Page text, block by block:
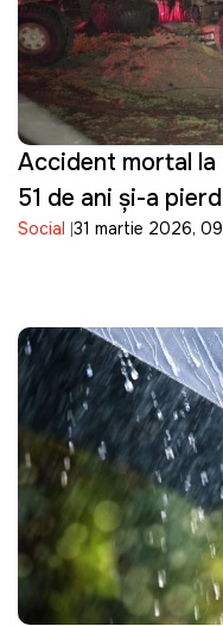
Accident mortal
51 de ani și-a
controlul asupra
Social 31 martie 2026,